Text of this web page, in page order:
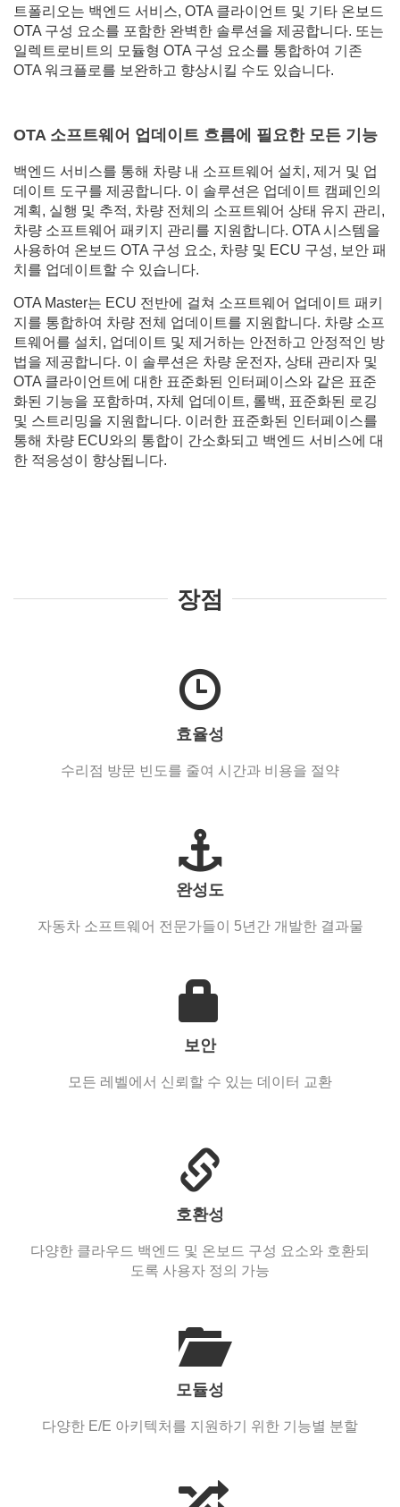
트폴리오는 백엔드 서비스, OTA 클라이언트 및 기타 온보드
OTA 구성 요소를 포함한 완벽한 솔루션을 제공합니다. 또는
일렉트로비트의 모듈형 OTA 구성 요소를 통합하여 기존
OTA 워크플로를 보완하고 향상시킬 수도 있습니다.
OTA 소프트웨어 업데이트 흐름에 필요한 모든 기능
백엔드 서비스를 통해 차량 내 소프트웨어 설치, 제거 및 업
데이트 도구를 제공합니다. 이 솔루션은 업데이트 캠페인의
계획, 실행 및 추적, 차량 전체의 소프트웨어 상태 유지 관리,
차량 소프트웨어 패키지 관리를 지원합니다. OTA 시스템을
사용하여 온보드 OTA 구성 요소, 차량 및 ECU 구성, 보안 패
치를 업데이트할 수 있습니다.
OTA Master는 ECU 전반에 걸쳐 소프트웨어 업데이트 패키
지를 통합하여 차량 전체 업데이트를 지원합니다. 차량 소프
트웨어를 설치, 업데이트 및 제거하는 안전하고 안정적인 방
법을 제공합니다. 이 솔루션은 차량 운전자, 상태 관리자 및
OTA 클라이언트에 대한 표준화된 인터페이스와 같은 표준
화된 기능을 포함하며, 자체 업데이트, 롤백, 표준화된 로깅
및 스트리밍을 지원합니다. 이러한 표준화된 인터페이스를
통해 차량 ECU와의 통합이 간소화되고 백엔드 서비스에 대
한 적응성이 향상됩니다.
장점
효율성
수리점 방문 빈도를 줄여 시간과 비용을 절약
완성도
자동차 소프트웨어 전문가들이 5년간 개발한 결과물
보안
모든 레벨에서 신뢰할 수 있는 데이터 교환
호환성
다양한 클라우드 백엔드 및 온보드 구성 요소와 호환되
도록 사용자 정의 가능
모듈성
다양한 E/E 아키텍처를 지원하기 위한 기능별 분할